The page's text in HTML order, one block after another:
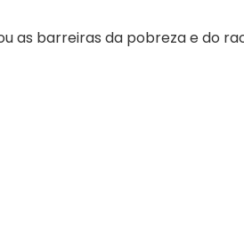
as barreiras da pobreza e do